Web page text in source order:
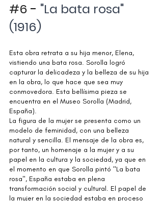
#6 - "La bata rosa"
(1916)
Esta obra retrata a su hija menor, Elena,
vistiendo una bata rosa. Sorolla logró
capturar la delicadeza y la belleza de su hija
en la obra, lo que hace que sea muy
conmovedora. Esta bellísima pieza se
encuentra en el Museo Sorolla (Madrid,
España).
La figura de la mujer se presenta como un
modelo de feminidad, con una belleza
natural y sencilla. El mensaje de la obra es,
por tanto, un homenaje a la mujer y a su
papel en la cultura y la sociedad, ya que en
el momento en que Sorolla pintó "La bata
rosa", España estaba en plena
transformación social y cultural. El papel de
la mujer en la sociedad estaba en proceso